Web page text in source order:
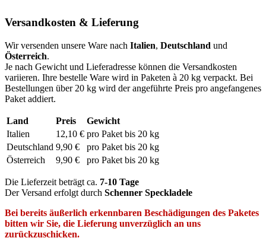
Versandkosten & Lieferung
Wir versenden unsere Ware nach Italien, Deutschland und
Österreich.
Je nach Gewicht und Lieferadresse können die Versandkosten
variieren. Ihre bestelle Ware wird in Paketen à 20 kg verpackt. Bei
Bestellungen über 20 kg wird der angeführte Preis pro angefangenes
Paket addiert.
Land Preis
Gewicht
Italien
12,10 € pro Paket bis 20 kg
Deutschland 9,90 €
pro Paket bis 20 kg
Österreich
9,90 € pro Paket bis 20 kg
Die Lieferzeit beträgt ca. 7-10 Tage
Der Versand erfolgt durch Schenner Speckladele
Bei bereits äußerlich erkennbaren Beschädigungen des Paketes
bitten wir Sie, die Lieferung unverzüglich an uns
zurückzuschicken.